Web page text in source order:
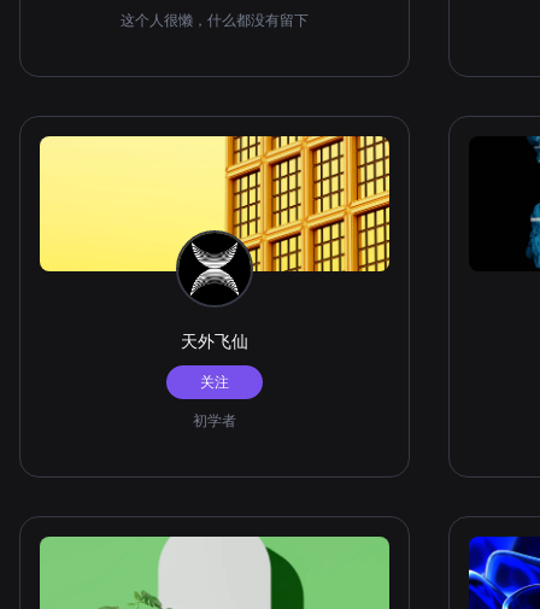
这个人很懒，什么都没有留下
天外飞仙
关注
初学者